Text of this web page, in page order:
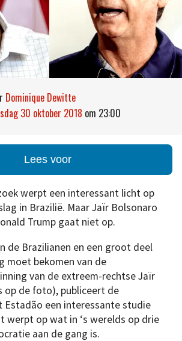
Dominique Dewitte
30 oktober 2018 om 23:00
Lees voor
werpt een interessant licht op
in Brazilië. Maar Jaïr Bolsonaro
Trump gaat niet op.
de Brazilianen en een groot deel
moet bekomen van de
van de extreem-rechtse Jaïr
op de foto), publiceert de
Estadão een interessante studie
werpt op wat in ‘s werelds op drie
aan de gang is.